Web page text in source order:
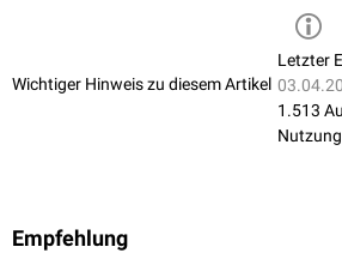
Wichtiger Hinweis zu diesem Artikel
Letzter
1.513
Empfehlung